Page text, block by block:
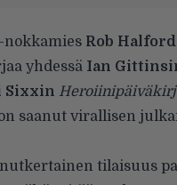
-nokkamies Rob Halford
yhdessä Ian
Sixxin
saanut virallisen
tilaisuus